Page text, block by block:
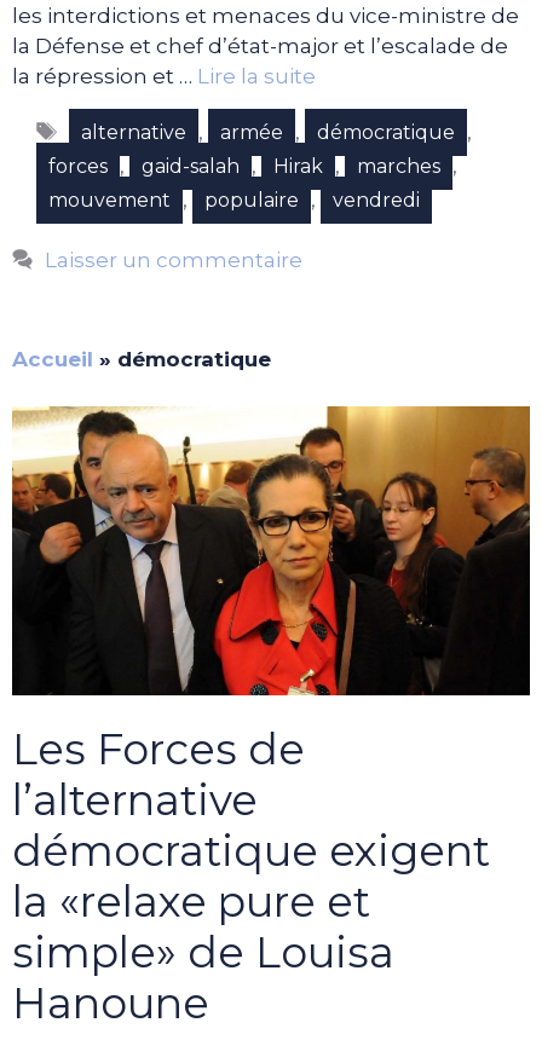
les interdictions et menaces du vice-ministre de
la Défense et chef d’état-major et l’escalade de
la répression et … Lire la suite
Étiquettes
alternative , armée , démocratique ,
forces , gaid-salah , Hirak , marches ,
mouvement , populaire , vendredi
Laisser un commentaire
Accueil » démocratique
Les Forces de
l’alternative
démocratique exigent
la «relaxe pure et
simple» de Louisa
Hanoune